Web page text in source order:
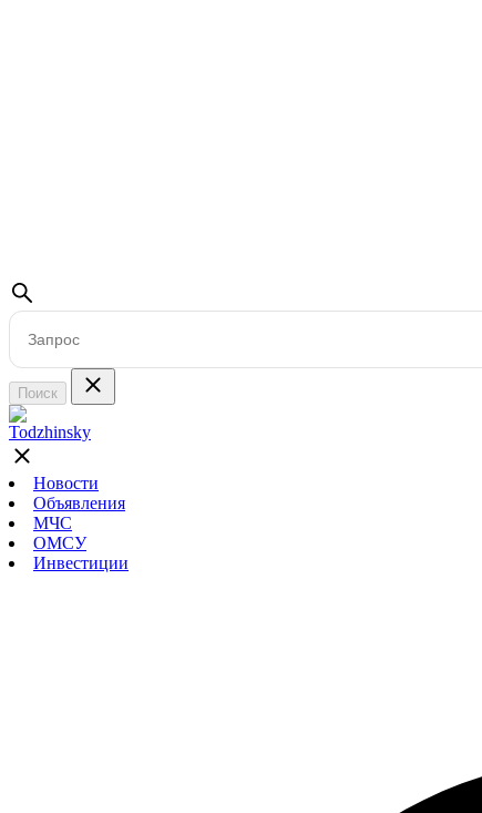
Поиск
Новости
Объявления
МЧС
ОМСУ
Инвестиции